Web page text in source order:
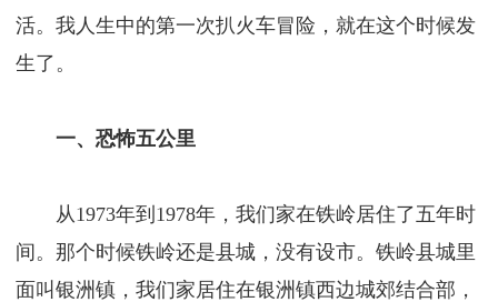
活。我人生中的第一次扒火车冒险，就在这个时候发
生了。
一、恐怖五公里
从1973年到1978年，我们家在铁岭居住了五年时
间。那个时候铁岭还是县城，没有设市。铁岭县城里
面叫银洲镇，我们家居住在银洲镇西边城郊结合部，